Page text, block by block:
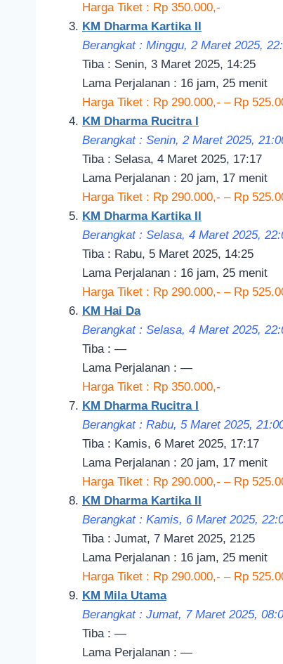
Harga Tiket : Rp 350.000,-
KM Dharma Kartika II
Berangkat : Minggu, 2 Maret 2025, 22
Tiba : Senin, 3 Maret 2025, 14:25
Lama Perjalanan : 16 jam, 25 menit
Harga Tiket : Rp 290.000,- – Rp
KM Dharma Rucitra I
Berangkat : Senin, 2 Maret 2025, 21
Tiba : Selasa, 4 Maret 2025, 17:17
Lama Perjalanan : 20 jam, 17 menit
Harga Tiket : Rp 290.000,- – Rp
KM Dharma Kartika II
Berangkat : Selasa, 4 Maret 2025, 22
Tiba : Rabu, 5 Maret 2025, 14:25
Lama Perjalanan : 16 jam, 25 menit
Harga Tiket : Rp 290.000,- – Rp
KM Hai Da
Berangkat : Selasa, 4 Maret 2025, 22
Tiba : —
Lama Perjalanan : —
Harga Tiket : Rp 350.000,-
KM Dharma Rucitra I
Berangkat : Rabu, 5 Maret 2025, 21
Tiba : Kamis, 6 Maret 2025, 17:17
Lama Perjalanan : 20 jam, 17 menit
Harga Tiket : Rp 290.000,- – Rp
KM Dharma Kartika II
Berangkat : Kamis, 6 Maret 2025, 22
Tiba : Jumat, 7 Maret 2025, 2125
Lama Perjalanan : 16 jam, 25 menit
Harga Tiket : Rp 290.000,- – Rp
KM Mila Utama
Berangkat : Jumat, 7 Maret 2025,
Tiba : —
Lama Perjalanan : —